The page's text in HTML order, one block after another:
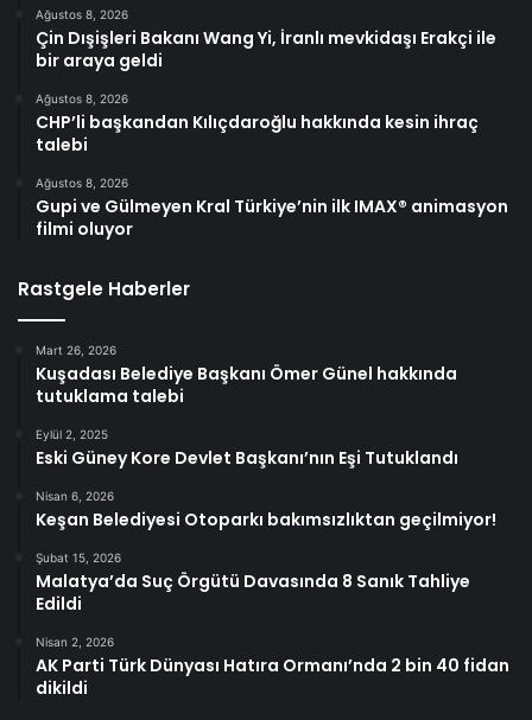
Ağustos 8, 2026
Çin Dışişleri Bakanı Wang Yi, İranlı mevkidaşı Erakçi ile
bir araya geldi
Ağustos 8, 2026
CHP’li başkandan Kılıçdaroğlu hakkında kesin ihraç
talebi
Ağustos 8, 2026
Gupi ve Gülmeyen Kral Türkiye’nin ilk IMAX® animasyon
filmi oluyor
Rastgele Haberler
Mart 26, 2026
Kuşadası Belediye Başkanı Ömer Günel hakkında
tutuklama talebi
Eylül 2, 2025
Eski Güney Kore Devlet Başkanı’nın Eşi Tutuklandı
Nisan 6, 2026
Keşan Belediyesi Otoparkı bakımsızlıktan geçilmiyor!
Şubat 15, 2026
Malatya’da Suç Örgütü Davasında 8 Sanık Tahliye
Edildi
Nisan 2, 2026
AK Parti Türk Dünyası Hatıra Ormanı’nda 2 bin 40 fidan
dikildi